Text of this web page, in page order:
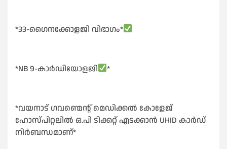
*33-ഗൈനക്കോളജി വിഭാഗം*
*NB 9-കാർഡിയോളജി *
*വയനാട് ഗവണ്മെന്റ് മെഡിക്കൽ കോളേജ്
ഹോസ്പിറ്റലിൽ ഒ.പി ടിക്കറ്റ് എടക്കാൻ UHID കാർഡ്
നിർബന്ധമാണ്*